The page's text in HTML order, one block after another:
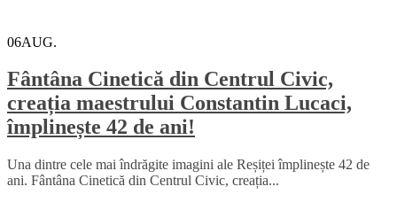
06AUG.
Fântâna Cinetică din Centrul Civic,
creația maestrului Constantin Lucaci,
împlinește 42 de ani!
Una dintre cele mai îndrăgite imagini ale Reșiței împlinește 42 de
ani. Fântâna Cinetică din Centrul Civic, creația...